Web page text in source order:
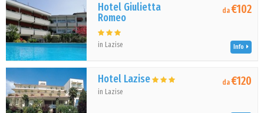
Hotel Giulietta
Romeo
in Lazise
da€102
Info
Hotel Lazise
in Lazise
da€120